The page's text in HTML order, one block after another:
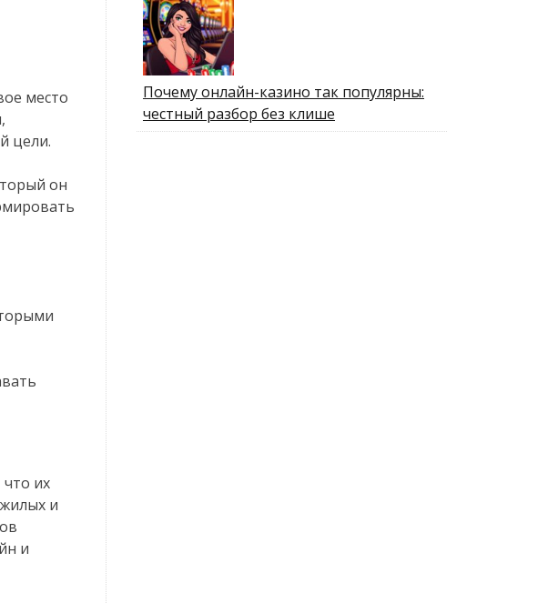
место
цели.
он
их
и
и
Почему онлайн-казино так популярны:
честный разбор без клише